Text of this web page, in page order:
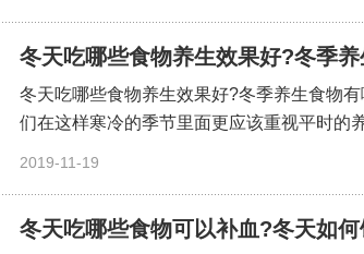
冬天吃哪些食物养生效果好?冬季
冬天吃哪些食物养生效果好?冬季养生食物
们在这样寒冷的季节里面更应该重视平时的
2019-11-19
冬天吃哪些食物可以补血?冬天如